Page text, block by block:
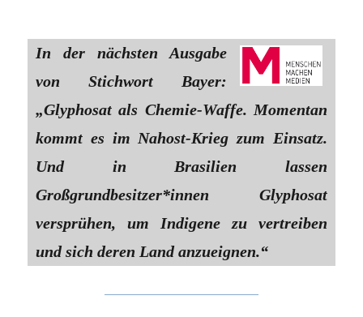
In der nächsten Ausgabe
von Stichwort Bayer:
„Glyphosat als Chemie-Waffe. Momentan
kommt es im Nahost-Krieg zum Einsatz.
Und in Brasilien lassen
Großgrundbesitzer*innen Glyphosat
versprühen, um Indigene zu vertreiben
und sich deren Land anzueignen.“